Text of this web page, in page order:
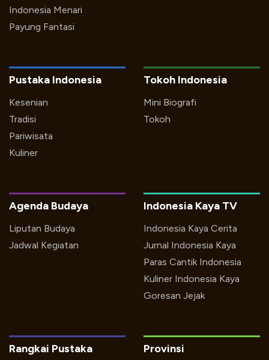
Indonesia Menari
Payung Fantasi
Pustaka Indonesia
Kesenian
Tradisi
Pariwisata
Kuliner
Tokoh Indonesia
Mini Biografi
Tokoh
Indonesia Kaya TV
Indonesia Kaya Cerita
Jurnal Indonesia Kaya
Paras Cantik Indonesia
Kuliner Indonesia Kaya
Goresan Jejak
Agenda Budaya
Liputan Budaya
Jadwal Kegiatan
Rangkai Pustaka Provinsi